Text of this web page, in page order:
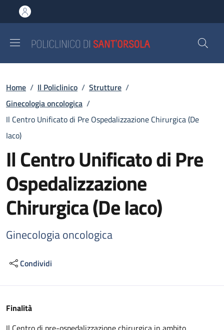
al contenuto principale
to footer content
Briciole di pane
Home / Il Policlinico / Strutture /
Ginecologia oncologica /
Il Centro Unificato di Pre Ospedalizzazione Chirurgica (De
Iaco)
Il Centro Unificato di Pre
Ospedalizzazione
Chirurgica (De Iaco)
Ginecologia oncologica
Condividi
Descrizione
Finalità